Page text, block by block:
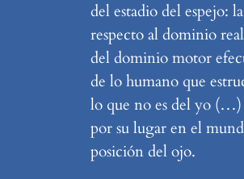
del estadio del espejo:
respecto al dominio
del dominio motor
de lo humano que
lo que no es del yo (…)
por su lugar en el
posición del ojo.